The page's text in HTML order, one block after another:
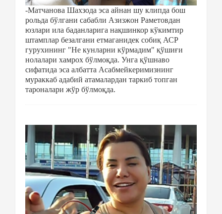
-Матчанова Шахзода эса айнан шу клипда бош
рольда бўлгани сабабли Азизжон Раметовдан
юзлари ила баданларига нақшинкор кўкимтир
штамплар безалгани етмаганидек собиқ АСР
гурухининг "Не кунларни кўрмадим" қўшиғи
нолалари хамрох бўлмоқда. Унга қўшнаво
сифатида эса албатта Асабмейкеримизнинг
мураккаб адабий атамалардан таркиб топган
тароналари жўр бўлмоқда.